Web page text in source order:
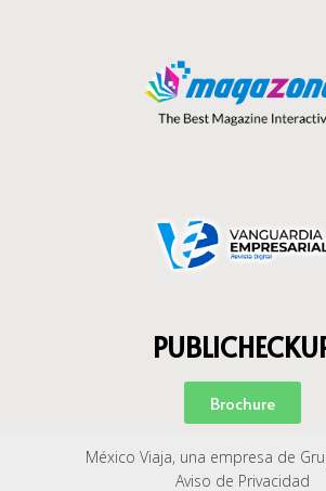
Brochure
México Viaja, una empresa de
Aviso de Privacidad